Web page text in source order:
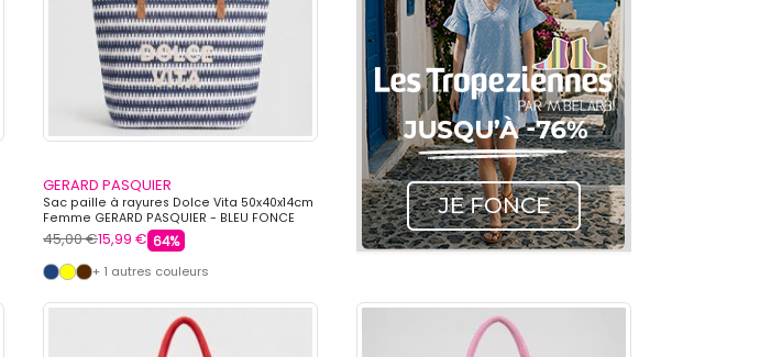
GERARD PASQUIER
Sac paille à rayures Dolce Vita 50x40x14cm
Femme GERARD PASQUIER - BLEU FONCE
45,00 €15,99 € 64%
+ 1 autres couleurs